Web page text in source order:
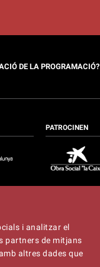
i analitzar el
partners de mitjans
altres dades que
DE LA PROGRAMACIÓ?
PATROCINEN